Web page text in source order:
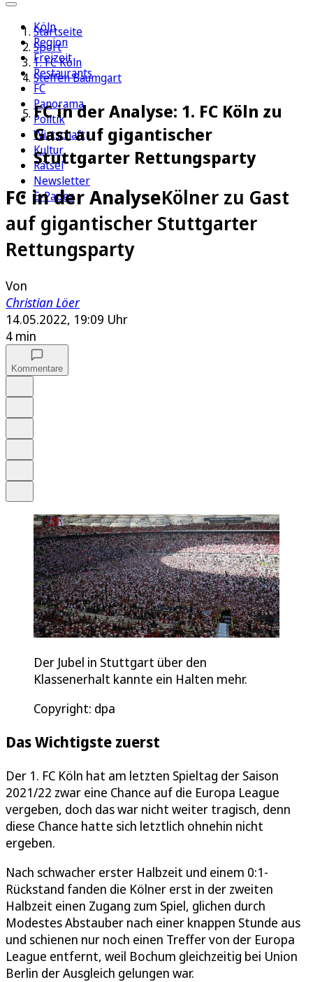
Köln
Region
Freizeit
Restaurants
FC
Panorama
Politik
Wirtschaft
Kultur
Rätsel
Newsletter
E-Paper
Startseite
Sport
1. FC Köln
Steffen Baumgart
FC in der Analyse: 1. FC Köln zu
Gast auf gigantischer
Stuttgarter Rettungsparty
FC in der AnalyseKölner zu Gast
auf gigantischer Stuttgarter
Rettungsparty
Von
Christian Löer
14.05.2022, 19:09 Uhr
4 min
Kommentare
Der Jubel in Stuttgart über den
Klassenerhalt kannte ein Halten mehr.
Copyright: dpa
Das Wichtigste zuerst
Der 1. FC Köln hat am letzten Spieltag der Saison
2021/22 zwar eine Chance auf die Europa League
vergeben, doch das war nicht weiter tragisch, denn
diese Chance hatte sich letztlich ohnehin nicht
ergeben.
Nach schwacher erster Halbzeit und einem 0:1-
Rückstand fanden die Kölner erst in der zweiten
Halbzeit einen Zugang zum Spiel, glichen durch
Modestes Abstauber nach einer knappen Stunde aus
und schienen nur noch einen Treffer von der Europa
League entfernt, weil Bochum gleichzeitig bei Union
Berlin der Ausgleich gelungen war.